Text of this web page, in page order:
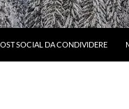
SOCIAL DA CONDIVIDERE